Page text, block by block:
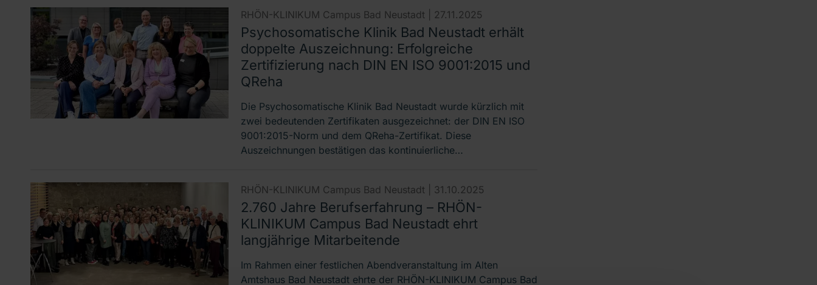
RHÖN-KLINIKUM Campus Bad Neustadt | 27.11.2025
Psychosomatische Klinik Bad Neustadt erhält
doppelte Auszeichnung: Erfolgreiche
Zertifizierung nach DIN EN ISO 9001:2015 und
QReha
Die Psychosomatische Klinik Bad Neustadt wurde kürzlich mit
zwei bedeutenden Zertifikaten ausgezeichnet: der DIN EN ISO
9001:2015-Norm und dem QReha-Zertifikat. Diese
Auszeichnungen bestätigen das kontinuierliche…
RHÖN-KLINIKUM Campus Bad Neustadt | 31.10.2025
2.760 Jahre Berufserfahrung – RHÖN-
KLINIKUM Campus Bad Neustadt ehrt
langjährige Mitarbeitende
Im Rahmen einer festlichen Abendveranstaltung im Alten
Amtshaus Bad Neustadt ehrte der RHÖN-KLINIKUM Campus Bad